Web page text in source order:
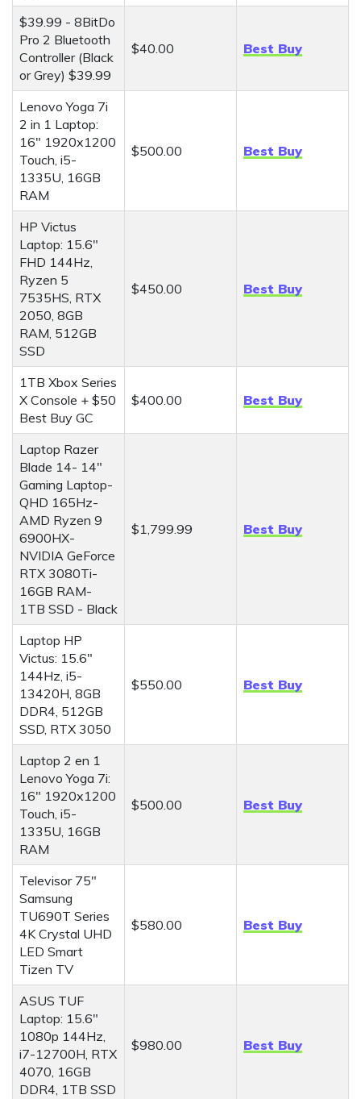
$39.99 - 8BitDo
Pro 2 Bluetooth
Controller (Black
or Grey) $39.99
$40.00 Best Buy
Lenovo Yoga 7i
2 in 1 Laptop:
16" 1920x1200
Touch, i5-
1335U, 16GB
RAM
$500.00 Best Buy
HP Victus
Laptop: 15.6"
FHD 144Hz,
Ryzen 5
7535HS, RTX
2050, 8GB
RAM, 512GB
SSD
$450.00 Best Buy
1TB Xbox Series
X Console + $50
Best Buy GC
$400.00 Best Buy
Laptop Razer
Blade 14- 14"
Gaming Laptop-
QHD 165Hz-
AMD Ryzen 9
6900HX-
NVIDIA GeForce
RTX 3080Ti-
16GB RAM-
1TB SSD - Black
$1,799.99 Best Buy
Laptop HP
Victus: 15.6"
144Hz, i5-
13420H, 8GB
DDR4, 512GB
SSD, RTX 3050
$550.00 Best Buy
Laptop 2 en 1
Lenovo Yoga 7i:
16" 1920x1200
Touch, i5-
1335U, 16GB
RAM
$500.00 Best Buy
Televisor 75"
Samsung
TU690T Series
4K Crystal UHD
LED Smart
Tizen TV
$580.00 Best Buy
ASUS TUF
Laptop: 15.6"
1080p 144Hz,
i7-12700H, RTX
4070, 16GB
DDR4, 1TB SSD
$980.00 Best Buy